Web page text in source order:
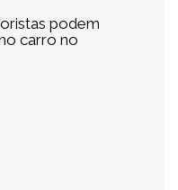
podem
carro no